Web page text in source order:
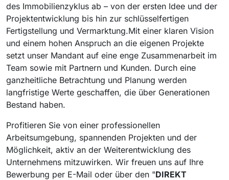
des Immobilienzyklus ab – von der ersten Idee und der
Projektentwicklung bis hin zur schlüsselfertigen
Fertigstellung und Vermarktung.Mit einer klaren Vision
und einem hohen Anspruch an die eigenen Projekte
setzt unser Mandant auf eine enge Zusammenarbeit im
Team sowie mit Partnern und Kunden. Durch eine
ganzheitliche Betrachtung und Planung werden
langfristige Werte geschaffen, die über Generationen
Bestand haben.
Profitieren Sie von einer professionellen
Arbeitsumgebung, spannenden Projekten und der
Möglichkeit, aktiv an der Weiterentwicklung des
Unternehmens mitzuwirken. Wir freuen uns auf Ihre
Bewerbung per E-Mail oder über den "DIREKT